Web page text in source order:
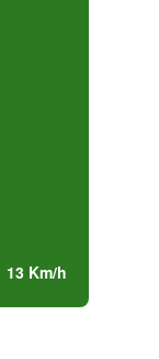
13 Km/h